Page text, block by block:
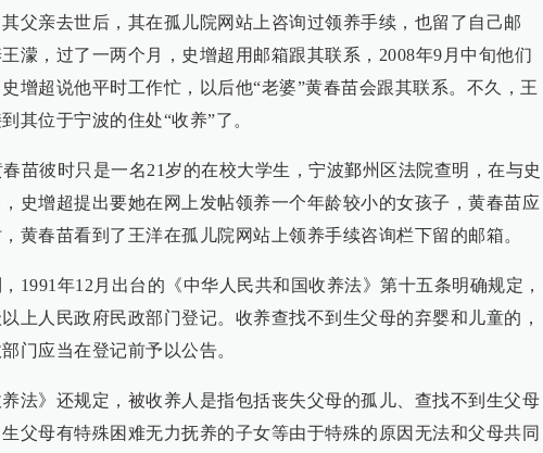
父亲去世后，其在孤儿院网站上咨询过领养手续，也留了自己邮
濛，过了一两个月，史增超用邮箱跟其联系，2008年9月中旬他们
增超说他平时工作忙，以后他“老婆”黄春苗会跟其联系。不久，王
其位于宁波的住处“收养”了。
苗彼时只是一名21岁的在校大学生，宁波鄞州区法院查明，在与史
史增超提出要她在网上发帖领养一个年龄较小的女孩子，黄春苗应
黄春苗看到了王洋在孤儿院网站上领养手续咨询栏下留的邮箱。
1991年12月出台的《中华人民共和国收养法》第十五条明确规定，
上人民政府民政部门登记。收养查找不到生父母的弃婴和儿童的，
门应当在登记前予以公告。
法》还规定，被收养人是指包括丧失父母的孤儿、查找不到生父母
父母有特殊困难无力抚养的子女等由于特殊的原因无法和父母共同